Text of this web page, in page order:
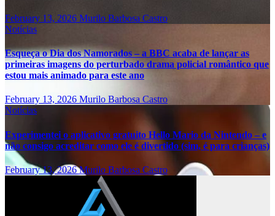
February 13, 2026 Murilo Barbosa Castro
Notícias
Esqueça o Dia dos Namorados – a BBC acaba de lançar as
primeiras imagens do perturbado drama policial romântico que
estou mais animado para este ano
February 13, 2026 Murilo Barbosa Castro
Notícias
Experimentei o aplicativo gratuito Hello Mario da Nintendo – e
não consigo acreditar como ele é divertido (sim, é para crianças)
February 13, 2026Murilo Barbosa Castro